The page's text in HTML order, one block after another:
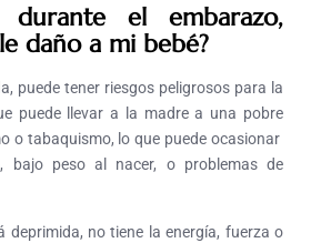
durante el embarazo,
daño a mi bebé?
puede tener riesgos peligrosos para la
puede llevar a la madre a una pobre
o tabaquismo, lo que puede ocasionar
bajo peso al nacer, o problemas de
deprimida, no tiene la energía, fuerza o